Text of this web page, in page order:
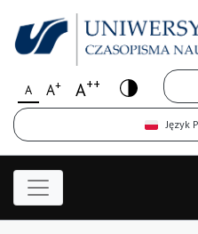
A A+ A++
Język